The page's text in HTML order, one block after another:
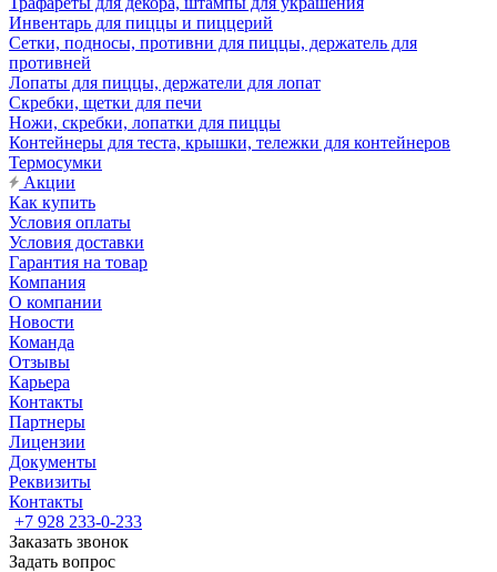
Инвентарь для пиццы и пиццерий
Сетки, подносы, противни для пиццы, держатель для
противней
Лопаты для пиццы, держатели для лопат
Скребки, щетки для печи
Ножи, скребки, лопатки для пиццы
Контейнеры для теста, крышки, тележки для контейнеров
Термосумки
Акции
Как купить
Условия оплаты
Условия доставки
Гарантия на товар
Компания
О компании
Новости
Команда
Отзывы
Карьера
Контакты
Партнеры
Лицензии
Документы
Реквизиты
Контакты
+7 928 233-0-233
Заказать звонок
Задать вопрос